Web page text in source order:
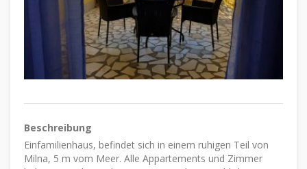
Beschreibung
Einfamilienhaus, befindet sich in einem ruhigen Teil von
Milna, 5 m vom Meer. Alle Appartements und Zimmer